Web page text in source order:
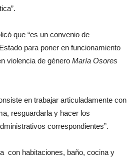
que “es un convenio de
para poner en funcionamiento
violencia de género María Osores
en trabajar articuladamente con
resguardarla y hacer los
correspondientes”.
con habitaciones, baño, cocina y